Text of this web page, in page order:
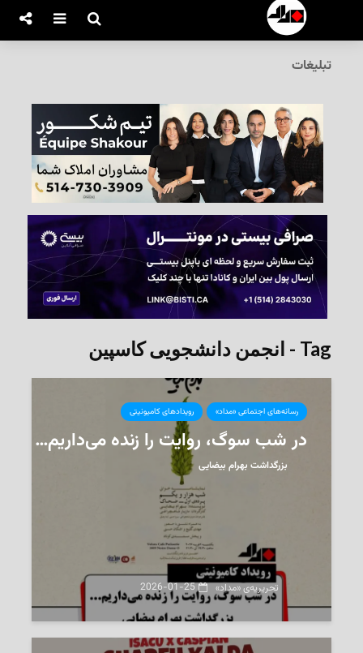
تبلیغات
Tag - انجمن دانشجویی کاسپین
رسانه‌های اجتماعی «مداد» رویدادهای کامیونیتی
در شب سوگ، روایت را زنده می‌داریم…
بزرگداشت بهرام بیضایی
تحریریه‌ی «مداد» 2026-01-25